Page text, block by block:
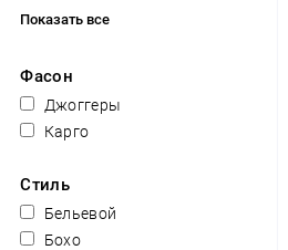
Показать все
Фасон
Джоггеры
Карго
Стиль
Бельевой
Бохо